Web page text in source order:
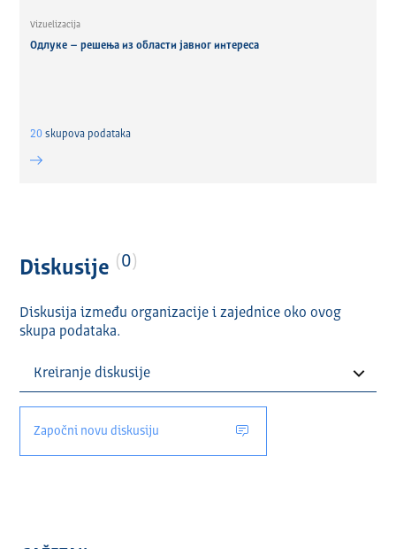
Vizuelizacija
Одлуке – решења из области јавног интереса
20skupova podataka
Diskusije 0
Diskusija između organizacije i zajednice oko ovog
skupa podataka.
Započni novu diskusiju